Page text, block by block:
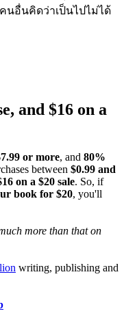
อื่นคิดว่าเป็นไปไม่ได้
and $16 on a
or more, and 80%
between $0.99 and
on a $20 sale. So, if
book for $20, you'll
more than that on
writing, publishing and